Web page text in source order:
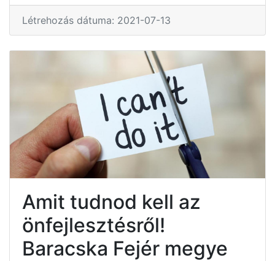
Létrehozás dátuma: 2021-07-13
Amit tudnod kell az
önfejlesztésről!
Baracska Fejér megye